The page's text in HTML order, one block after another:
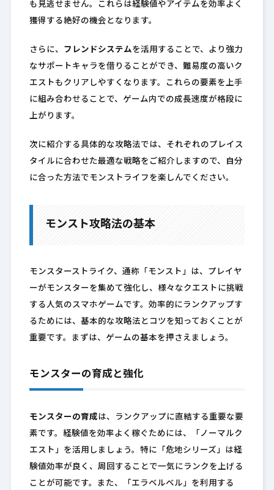
も見逃せません。これらは経験値やアイテムを効率よく
獲得する絶好の機会となります。
さらに、 フレンドシステムを活用することで、より強力
なサポートキャラを借りることができ、難易度の高いク
エストもクリアしやすくなります。これらの要素を上手
に組み合わせることで、ゲーム内での成長速度が格段に
上がります。
次に紹介する具体的な攻略法では、それぞれのプレイス
タイルに合わせた最適な戦略をご紹介しますので、自分
に合った方法でモンストライフを楽しんでください。
モンスト攻略法の基本
モンスターストライク、通称「モンスト」は、プレイヤ
ーがモンスターを集めて強化し、様々なクエストに挑戦
する人気のスマホゲームです。効率的にランクアップす
るためには、基本的な攻略法とコツを知っておくことが
重要です。まずは、ゲームの基本を押さえましょう。
モンスターの育成と強化
モンスターの育成は、ランクアップに直結する重要な要
素です。経験値を効率よく稼ぐためには、「ノーマルク
エスト」を活用しましょう。特に「危地シリーズ」は経
験値効率が良く、周回することで一気にランクを上げる
ことが可能です。また、「エラベルベル」を利用する